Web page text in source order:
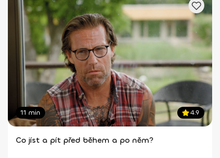
11 min 4.9
Co jíst a pít před během a po něm?